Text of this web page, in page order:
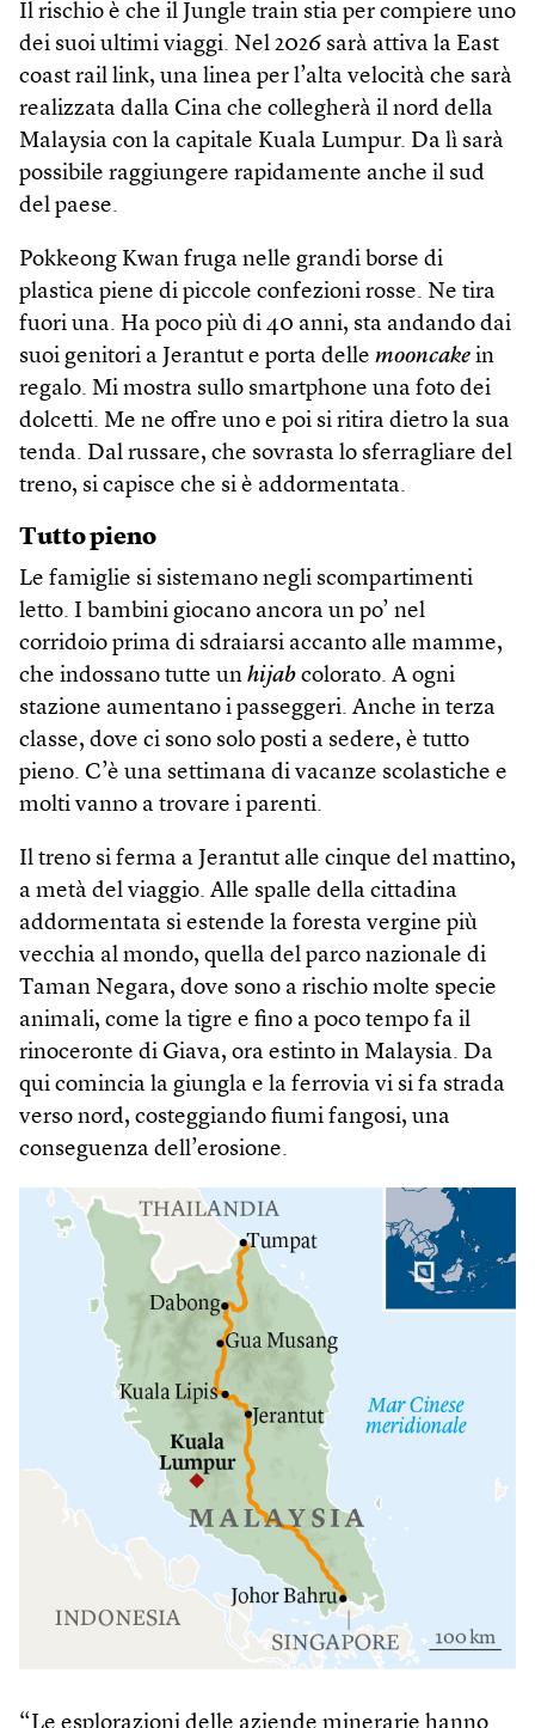
Il rischio è che il Jungle train stia per compiere uno
dei suoi ultimi viaggi. Nel 2026 sarà attiva la East
coast rail link, una linea per l’alta velocità che sarà
realizzata dalla Cina che collegherà il nord della
Malaysia con la capitale Kuala Lumpur. Da lì sarà
possibile raggiungere rapidamente anche il sud
del paese.
Pokkeong Kwan fruga nelle grandi borse di
plastica piene di piccole confezioni rosse. Ne tira
fuori una. Ha poco più di 40 anni, sta andando dai
suoi genitori a Jerantut e porta delle mooncake in
regalo. Mi mostra sullo smartphone una foto dei
dolcetti. Me ne offre uno e poi si ritira dietro la sua
tenda. Dal russare, che sovrasta lo sferragliare del
treno, si capisce che si è addormentata.
Tutto pieno
Le famiglie si sistemano negli scompartimenti
letto. I bambini giocano ancora un po’ nel
corridoio prima di sdraiarsi accanto alle mamme,
che indossano tutte un hijab colorato. A ogni
stazione aumentano i passeggeri. Anche in terza
classe, dove ci sono solo posti a sedere, è tutto
pieno. C’è una settimana di vacanze scolastiche e
molti vanno a trovare i parenti.
Il treno si ferma a Jerantut alle cinque del mattino,
a metà del viaggio. Alle spalle della cittadina
addormentata si estende la foresta vergine più
vecchia al mondo, quella del parco nazionale di
Taman Negara, dove sono a rischio molte specie
animali, come la tigre e fino a poco tempo fa il
rinoceronte di Giava, ora estinto in Malaysia. Da
qui comincia la giungla e la ferrovia vi si fa strada
verso nord, costeggiando fiumi fangosi, una
conseguenza dell’erosione.
“Le esplorazioni delle aziende minerarie hanno